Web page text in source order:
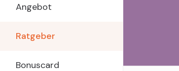
Angebot
Ratgeber
Bonuscard